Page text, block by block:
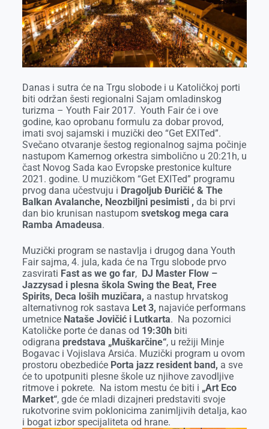
Danas i sutra će na Trgu slobode i u Katoličkoj porti
biti održan šesti regionalni Sajam omladinskog
turizma – Youth Fair 2017. Youth Fair će i ove
godine, kao oprobanu formulu za dobar provod,
imati svoj sajamski i muzički deo “Get EXITed”.
Svečano otvaranje šestog regionalnog sajma počinje
nastupom Kamernog orkestra simbolično u 20:21h, u
čast Novog Sada kao Evropske prestonice kulture
2021. godine. U muzičkom “Get EXITed” programu
prvog dana učestvuju i Dragoljub Đuričić & The
Balkan Avalanche, Neozbiljni pesimisti , da bi prvi
dan bio krunisan nastupom svetskog mega cara
Ramba Amadeusa.
Muzički program se nastavlja i drugog dana Youth
Fair sajma, 4. jula, kada će na Trgu slobode prvo
zasvirati Fast as we go far, DJ Master Flow –
Jazzysad i plesna škola Swing the Beat, Free
Spirits, Deca loših muzičara, a nastup hrvatskog
alternativnog rok sastava Let 3, najaviće performans
umetniceNataše Jovičić i Lutkarta. Na pozornici
Katoličke porte će danas od 19:30h biti
odigrana predstava „Muškarčine“, u režiji Minje
Bogavac i Vojislava Arsića. Muzički program u ovom
prostoru obezbediće Porta jazz resident band, a sve
će to upotpuniti plesne škole uz njihove zavodljive
ritmove i pokrete. Na istom mestu će biti i „Art Eco
Market“, gde će mladi dizajneri predstaviti svoje
rukotvorine svim poklonicima zanimljivih detalja, kao
i bogat izbor specijaliteta od hrane.